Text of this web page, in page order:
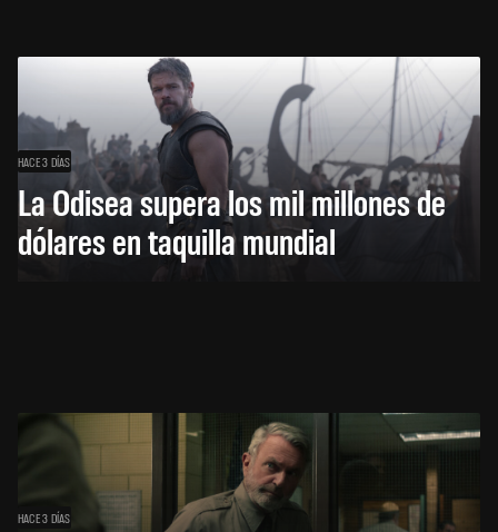
HACE 3 DÍAS
La Odisea supera los mil millones de
dólares en taquilla mundial
HACE 3 DÍAS